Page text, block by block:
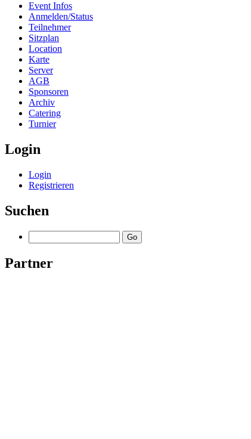
Event Infos
Anmelden/Status
Teilnehmer
Sitzplan
Location
Karte
Server
AGB
Sponsoren
Archiv
Catering
Turnier
Login
Login
Registrieren
Suchen
Partner